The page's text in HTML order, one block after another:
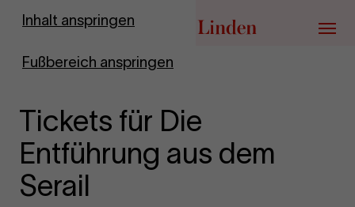
Inhalt anspringen
Fußbereich anspringen
Zur Startseite
Menü
Tickets für Die
Entführung aus dem
Serail